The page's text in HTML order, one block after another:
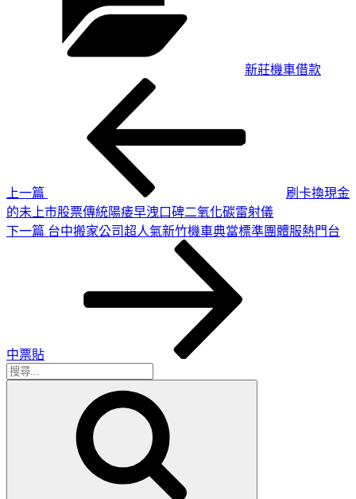
新莊機車借款
上一篇
刷卡換現金
的未上市股票傳統陽痿早洩口碑二氧化碳雷射儀
下
下一篇 台中搬家公司超人氣新竹機車典當標準團體服熱門台
中票貼
搜